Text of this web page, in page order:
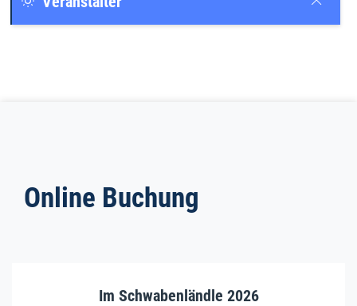
Online Buchung
Im Schwabenländle 2026